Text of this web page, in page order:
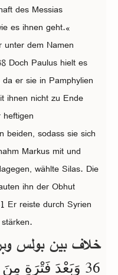
des Messias
es ihnen geht.«
dem Namen
Doch Paulus hielt es
er sie in Pamphylien
ihnen nicht zu Ende
beiden, sodass sie sich
Markus mit und
wählte Silas. Die
ihn der Obhut
Er reiste durch Syrien
خلاف بين بولس
36 وَبَعْدَ فَتْرَةٍ